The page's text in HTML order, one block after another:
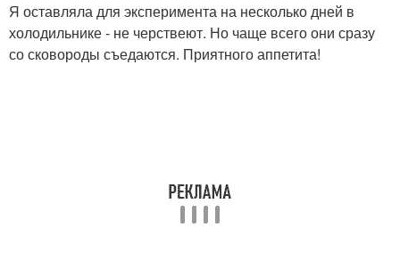
Я оставляла для эксперимента на несколько дней в
холодильнике - не черствеют. Но чаще всего они сразу
со сковороды съедаются. Приятного аппетита!